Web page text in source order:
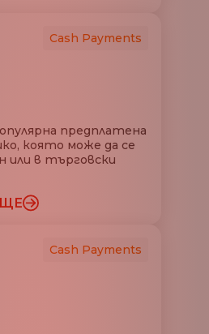
Cash Payments
предплатена
която може да се
или в търговски
Cash Payments